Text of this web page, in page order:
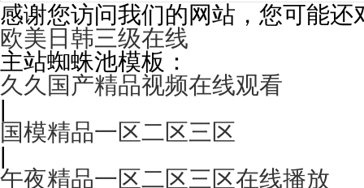
感谢您访问我们的网站，您可能还
欧美日韩三级在线
主站蜘蛛池模板：
久久国产精品视频在线观看
|
国模精品一区二区三区
|
午夜精品一区二区三区在线播放